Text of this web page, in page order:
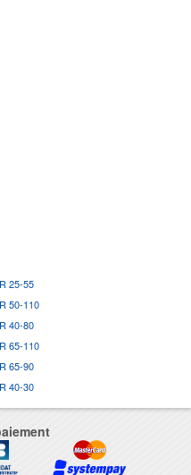
25-55
50-110
40-80
65-110
65-90
40-30